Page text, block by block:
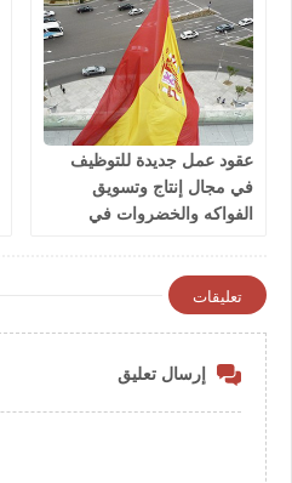
عقود عمل جديدة للتوظيف
في مجال إنتاج وتسويق
الفواكه والخضروات في
تعليقات
إرسال تعليق